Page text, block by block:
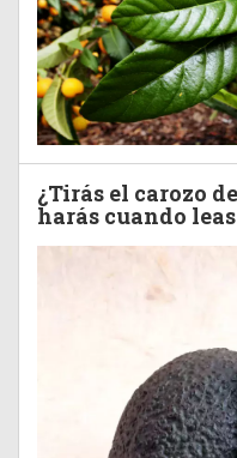
¿Tirás el carozo
harás cuando